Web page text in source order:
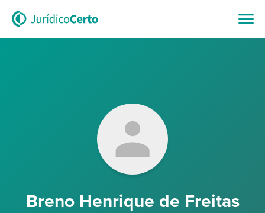
Breno Henrique de Freitas